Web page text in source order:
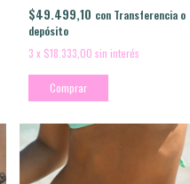
$49.499,10 con Transferencia o
depósito
3 x $18.333,00 sin interés
Comprar